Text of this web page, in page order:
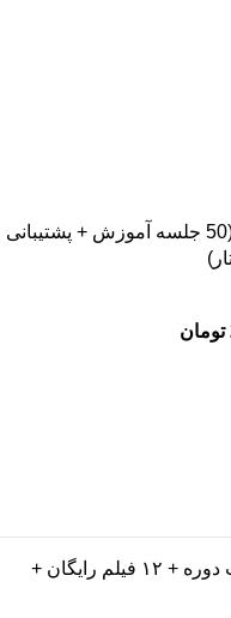
آموزش سه تار از 0 تا 100 (50 جلسه آموزش + پشتیبانی
تومان
آموزش نی نوازی | ۸ ساعت دوره + ۱۲ فیلم رایگان +